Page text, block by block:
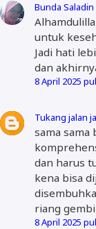
Bunda Saladin
untuk
Jadi hati
dan
8 April 2025
Tukang jalan
sama sama
dan harus
kena bisa
riang
8 April 2025